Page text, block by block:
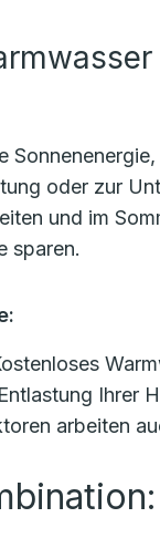
oder zur
und im
sparen.
Entlastung Ihrer
arbeiten